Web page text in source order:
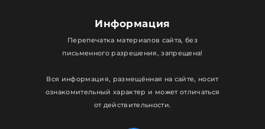
Информация
Перепечатка материалов сайта, без
письменного разрешения, запрещена!
Вся информация, размещённая на сайте, носит
ознакомительный характер и может отличаться
от действительности.